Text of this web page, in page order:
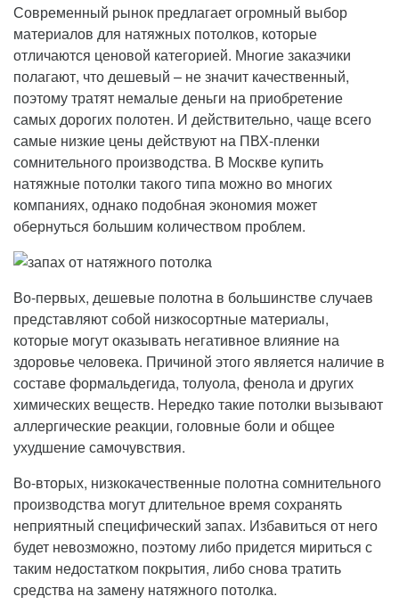
Современный рынок предлагает огромный выбор
материалов для натяжных потолков, которые
отличаются ценовой категорией. Многие заказчики
полагают, что дешевый – не значит качественный,
поэтому тратят немалые деньги на приобретение
самых дорогих полотен. И действительно, чаще всего
самые низкие цены действуют на ПВХ-пленки
сомнительного производства. В Москве купить
натяжные потолки такого типа можно во многих
компаниях, однако подобная экономия может
обернуться большим количеством проблем.
Во-первых, дешевые полотна в большинстве случаев
представляют собой низкосортные материалы,
которые могут оказывать негативное влияние на
здоровье человека. Причиной этого является наличие в
составе формальдегида, толуола, фенола и других
химических веществ. Нередко такие потолки вызывают
аллергические реакции, головные боли и общее
ухудшение самочувствия.
Во-вторых, низкокачественные полотна сомнительного
производства могут длительное время сохранять
неприятный специфический запах. Избавиться от него
будет невозможно, поэтому либо придется мириться с
таким недостатком покрытия, либо снова тратить
средства на замену натяжного потолка.